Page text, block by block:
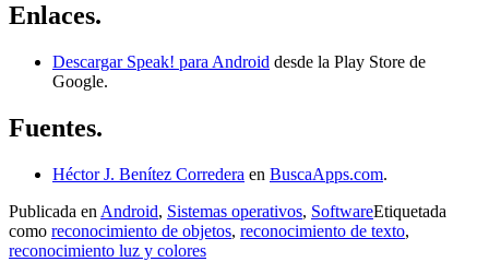
Enlaces.
Descargar Speak! para Android desde la Play Store de
Google.
Fuentes.
Héctor J. Benítez Corredera en BuscaApps.com.
Publicada en Android, Sistemas operativos, SoftwareEtiquetada
como reconocimiento de objetos, reconocimiento de texto,
reconocimiento luz y colores